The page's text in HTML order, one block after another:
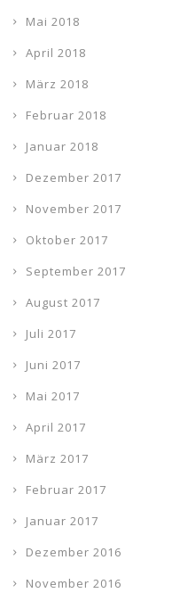
Mai 2018
April 2018
März 2018
Februar 2018
Januar 2018
Dezember 2017
November 2017
Oktober 2017
September 2017
August 2017
Juli 2017
Juni 2017
Mai 2017
April 2017
März 2017
Februar 2017
Januar 2017
Dezember 2016
November 2016